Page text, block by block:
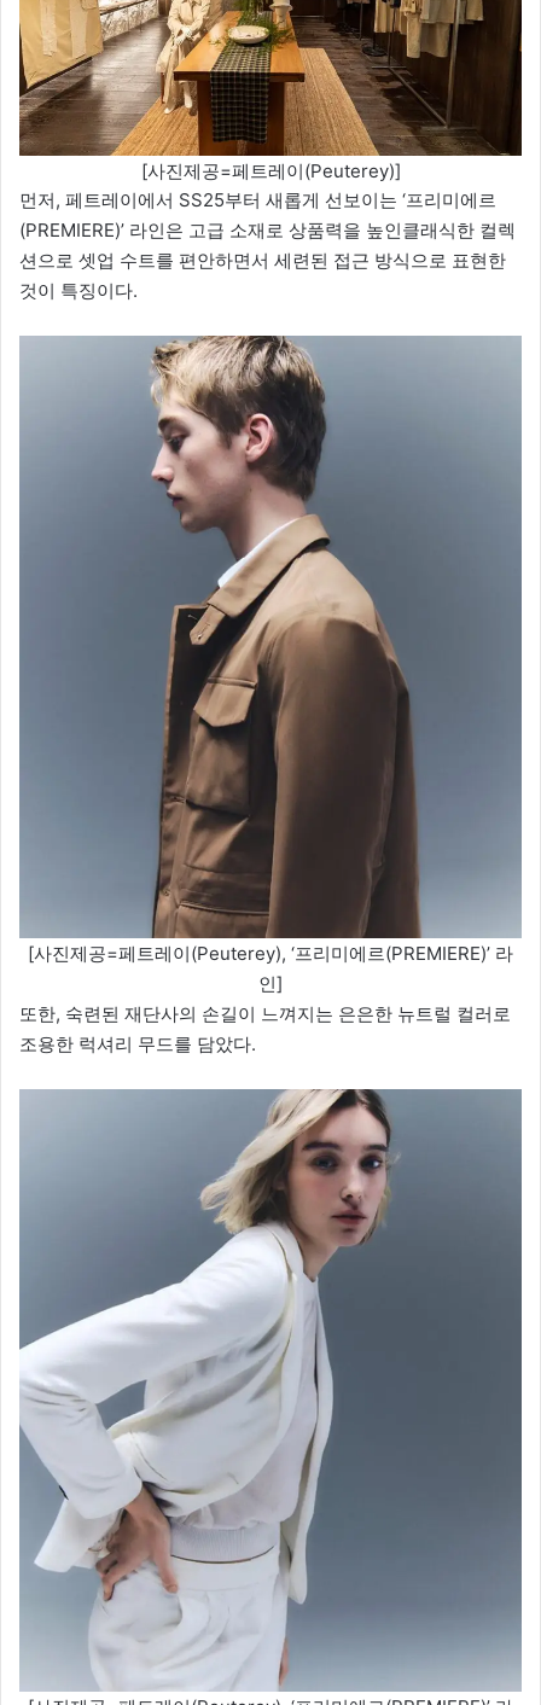
[사진제공=페트레이(Peuterey)]
먼저, 페트레이에서 SS25부터 새롭게 선보이는 ‘프리미에르
(PREMIERE)’ 라인은 고급 소재로 상품력을 높인클래식한 컬렉
션으로 셋업 수트를 편안하면서 세련된 접근 방식으로 표현한
것이 특징이다.
[사진제공=페트레이(Peuterey), ‘프리미에르(PREMIERE)’ 라
인]
또한, 숙련된 재단사의 손길이 느껴지는 은은한 뉴트럴 컬러로
조용한 럭셔리 무드를 담았다.